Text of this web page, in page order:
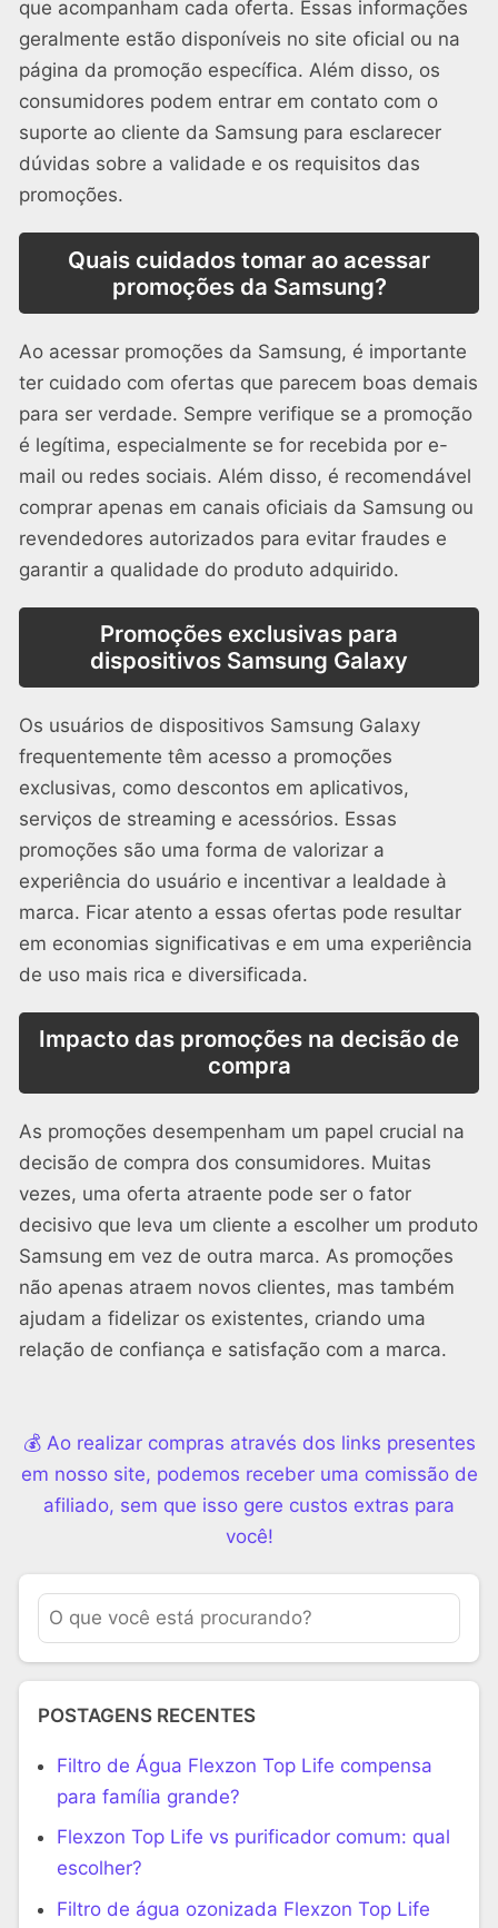
que acompanham cada oferta. Essas informações
geralmente estão disponíveis no site oficial ou na
página da promoção específica. Além disso, os
consumidores podem entrar em contato com o
suporte ao cliente da Samsung para esclarecer
dúvidas sobre a validade e os requisitos das
promoções.
Quais cuidados tomar ao acessar
promoções da Samsung?
Ao acessar promoções da Samsung, é importante
ter cuidado com ofertas que parecem boas demais
para ser verdade. Sempre verifique se a promoção
é legítima, especialmente se for recebida por e-
mail ou redes sociais. Além disso, é recomendável
comprar apenas em canais oficiais da Samsung ou
revendedores autorizados para evitar fraudes e
garantir a qualidade do produto adquirido.
Promoções exclusivas para
dispositivos Samsung Galaxy
Os usuários de dispositivos Samsung Galaxy
frequentemente têm acesso a promoções
exclusivas, como descontos em aplicativos,
serviços de streaming e acessórios. Essas
promoções são uma forma de valorizar a
experiência do usuário e incentivar a lealdade à
marca. Ficar atento a essas ofertas pode resultar
em economias significativas e em uma experiência
de uso mais rica e diversificada.
Impacto das promoções na decisão de
compra
As promoções desempenham um papel crucial na
decisão de compra dos consumidores. Muitas
vezes, uma oferta atraente pode ser o fator
decisivo que leva um cliente a escolher um produto
Samsung em vez de outra marca. As promoções
não apenas atraem novos clientes, mas também
ajudam a fidelizar os existentes, criando uma
relação de confiança e satisfação com a marca.
💰 Ao realizar compras através dos links presentes
em nosso site, podemos receber uma comissão de
afiliado, sem que isso gere custos extras para
você!
POSTAGENS RECENTES
Filtro de Água Flexzon Top Life compensa
para família grande?
Flexzon Top Life vs purificador comum: qual
escolher?
Filtro de água ozonizada Flexzon Top Life